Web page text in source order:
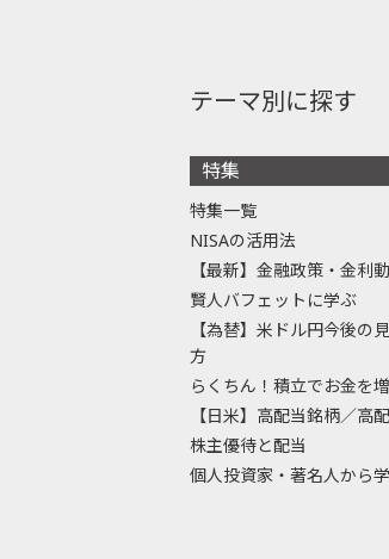
テーマ別に探す
特集
特集一覧
NISAの活用法
【最新】金融政策・金利
賢人バフェットに学ぶ
【為替】米ドル円今後の
方
らくちん！積立でお金を
【日米】高配当銘柄／高
株主優待と配当
個人投資家・著名人から